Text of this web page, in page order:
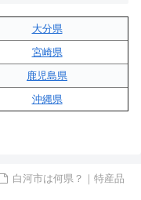
大分県
宮崎県
鹿児島県
沖縄県
白河市は何県？｜特産品